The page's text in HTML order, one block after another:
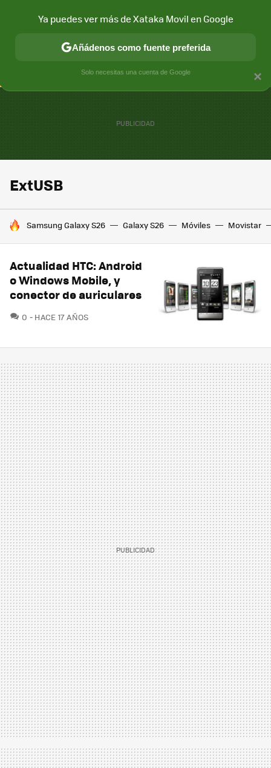
CONECTIVIDAD MÓVIL Y SOCIEDAD APLICACIONES
ExtUSB
HOY SE HABLA DE
Samsung Galaxy S26 Galaxy S26 Móviles Movistar
Actualidad HTC: Android
o Windows Mobile, y
conector de auriculares
0 COMENTARIOS
HACE 17 AÑOS
×
Ya puedes ver más de Xataka Movil en Google
Añádenos como fuente preferida
Solo necesitas una cuenta de Google